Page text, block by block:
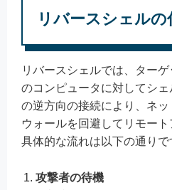
リバースシェルの
リバースシェルでは、ター
のコンピュータに対してシ
の逆方向の接続により、ネ
ウォールを回避してリモート
具体的な流れは以下の通りで
攻撃者の待機